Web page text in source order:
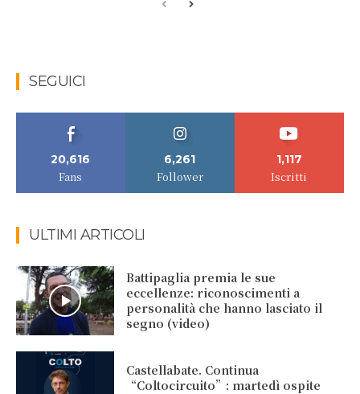
SEGUICI
20,616
Fans
6,261
Follower
1,117
Iscritti
ULTIMI ARTICOLI
Battipaglia premia le sue
eccellenze: riconoscimenti a
personalità che hanno lasciato il
segno (video)
Castellabate. Continua
“Coltocircuito”: martedì ospite